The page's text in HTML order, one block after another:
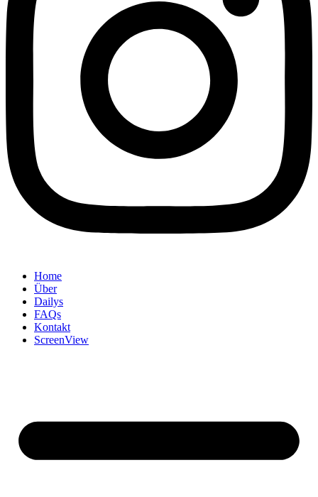
Home
Über
Dailys
FAQs
Kontakt
ScreenView